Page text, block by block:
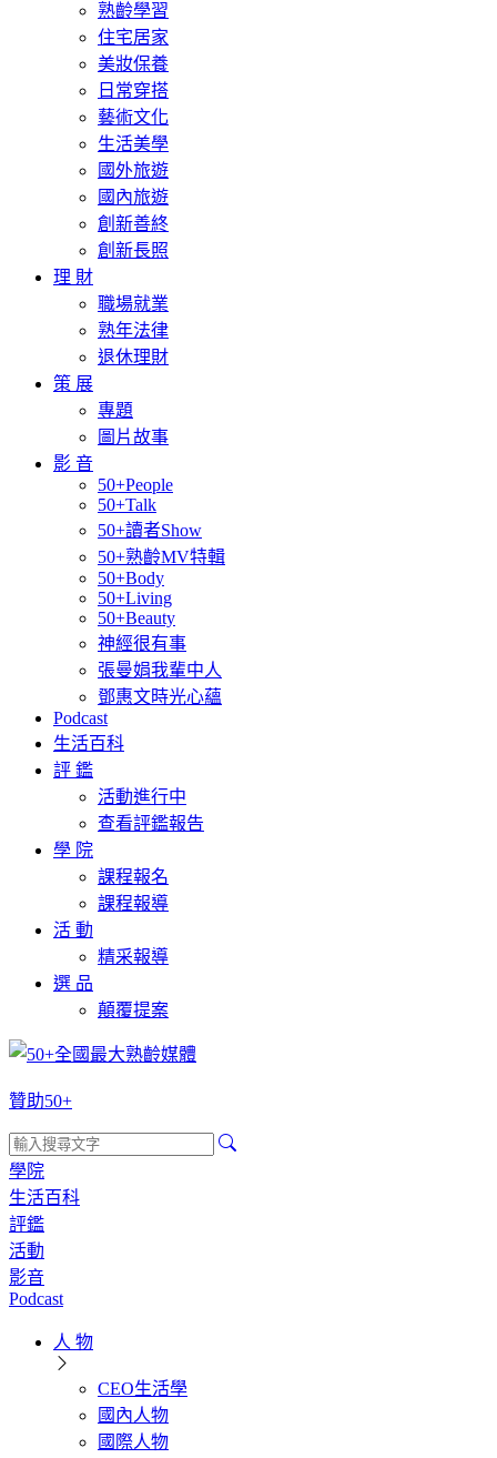
熟齡學習
住宅居家
美妝保養
日常穿搭
藝術文化
生活美學
國外旅遊
國內旅遊
創新善終
創新長照
理 財
職場就業
熟年法律
退休理財
策 展
專題
圖片故事
影 音
50+People
50+Talk
50+讀者Show
50+熟齡MV特輯
50+Body
50+Living
50+Beauty
神經很有事
張曼娟我輩中人
鄧惠文時光心蘊
Podcast
生活百科
評 鑑
活動進行中
查看評鑑報告
學 院
課程報名
課程報導
活 動
精采報導
選 品
顛覆提案
贊助50+
學院
生活百科
評鑑
活動
影音
Podcast
人 物
CEO生活學
國內人物
國際人物